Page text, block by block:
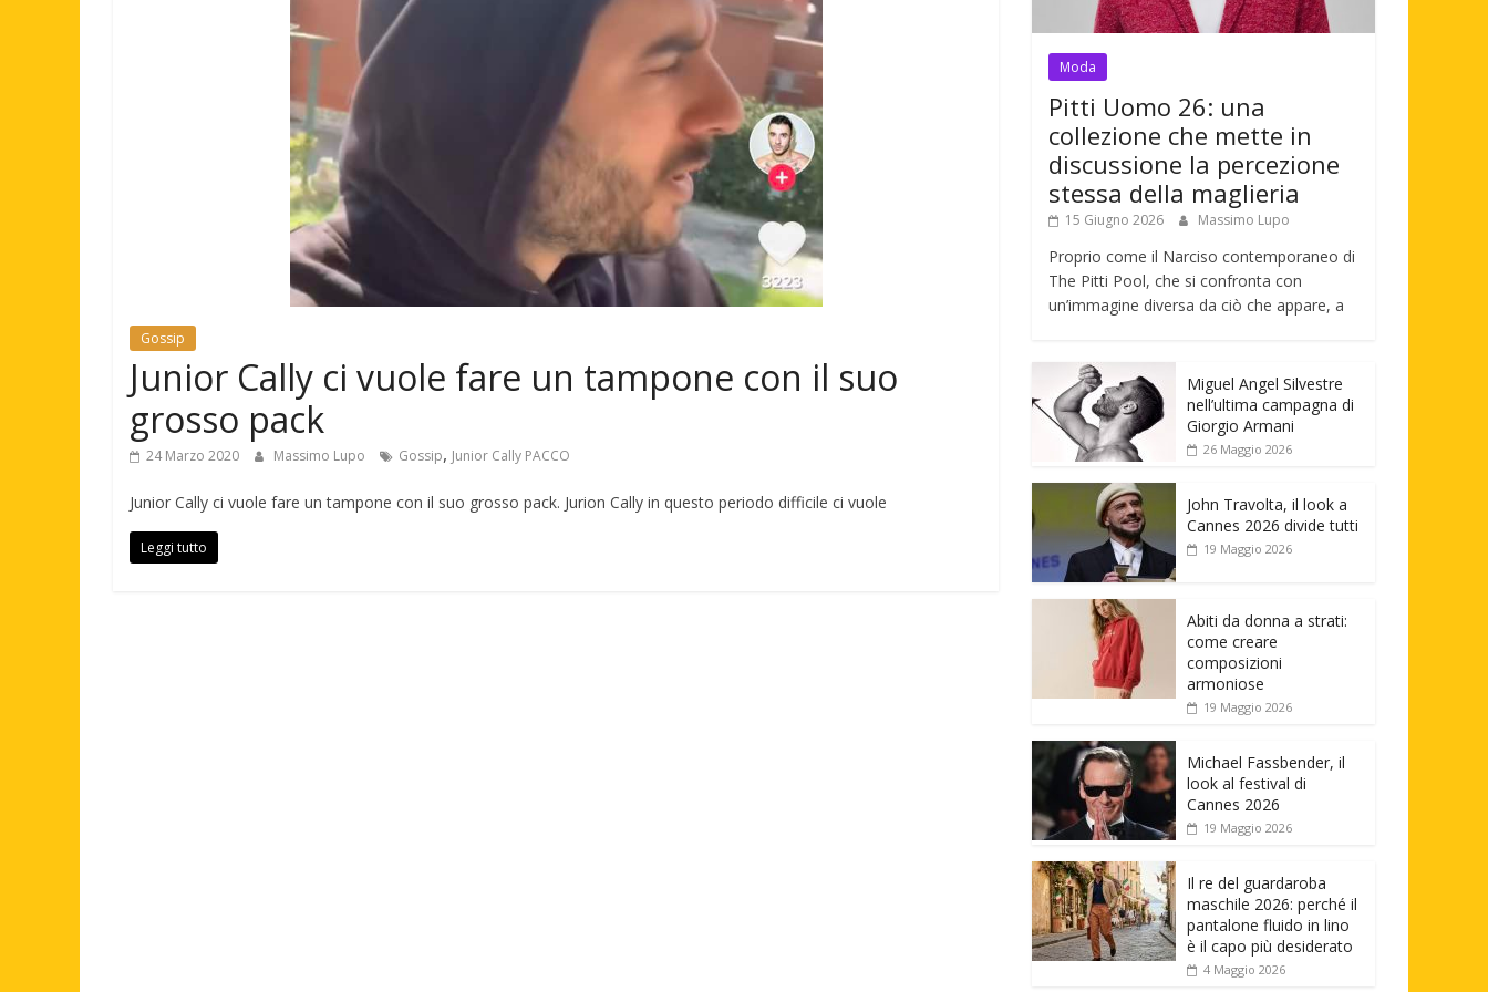
Gossip
Junior Cally ci vuole fare un tampone con il suo
grosso pack
24 Marzo 2020 Massimo Lupo Gossip, Junior Cally PACCO
Junior Cally ci vuole fare un tampone con il suo grosso pack. Jurion Cally in questo periodo difficile ci vuole
Leggi tutto
Moda
Pitti Uomo 26: una
collezione che mette in
discussione la percezione
stessa della maglieria
15 Giugno 2026 Massimo Lupo
Proprio come il Narciso contemporaneo di
The Pitti Pool, che si confronta con
un’immagine diversa da ciò che appare, a
Miguel Angel Silvestre
nell’ultima campagna di
Giorgio Armani
26 Maggio 2026
John Travolta, il look a
Cannes 2026 divide tutti
19 Maggio 2026
Abiti da donna a strati:
come creare
composizioni
armoniose
19 Maggio 2026
Michael Fassbender, il
look al festival di
Cannes 2026
19 Maggio 2026
Il re del guardaroba
maschile 2026: perché il
pantalone fluido in lino
è il capo più desiderato
4 Maggio 2026